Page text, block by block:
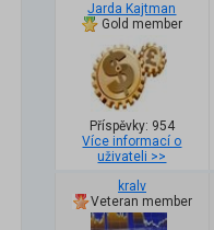
Jarda Kajtman
Gold member
Příspěvky: 954
Více informací o
uživateli >>
kralv
Veteran member